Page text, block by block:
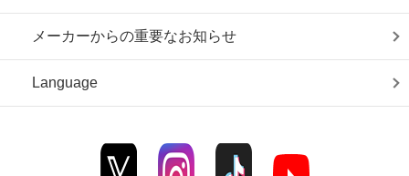
メーカーからの重要なお知らせ
Language